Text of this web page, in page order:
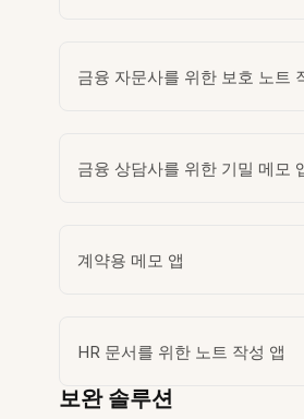
금융 자문사를 위한 보호 노트
금융 상담사를 위한 기밀 메모
계약용 메모 앱
HR 문서를 위한 노트 작성 앱
보완 솔루션